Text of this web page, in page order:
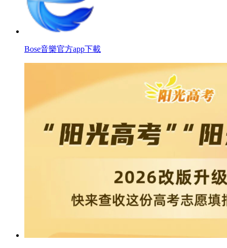
Bose音樂官方app下載